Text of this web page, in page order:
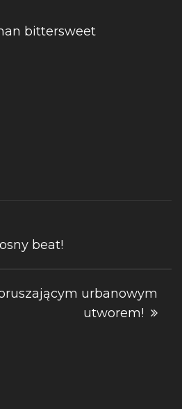
beat!
urbanowym
utworem!